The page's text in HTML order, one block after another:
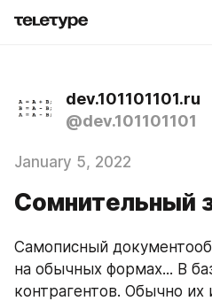
dev.101101101.ru
@dev.101101101
January 5, 2022
Сомнительный
Самописный
на обычных формах... В
контрагентов. Обычно их